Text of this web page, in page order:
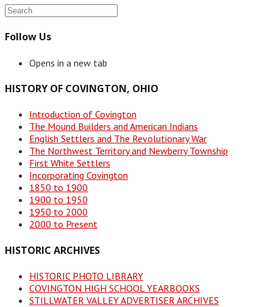
Follow Us
Opens in a new tab
HISTORY OF COVINGTON, OHIO
Introduction of Covington
The Mound Builders and American Indians
English Settlers and The Revolutionary War
The Northwest Territory and Newberry Township
First White Settlers
Incorporating Covington
1850 to 1900
1900 to 1950
1950 to 2000
2000 to Present
HISTORIC ARCHIVES
HISTORIC PHOTO LIBRARY
COVINGTON HIGH SCHOOL YEARBOOKS
STILLWATER VALLEY ADVERTISER ARCHIVES